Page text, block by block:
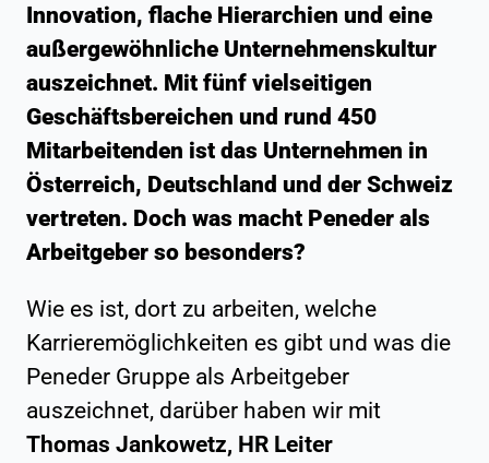
Innovation, flache Hierarchien und eine
außergewöhnliche Unternehmenskultur
auszeichnet. Mit fünf vielseitigen
Geschäftsbereichen und rund 450
Mitarbeitenden ist das Unternehmen in
Österreich, Deutschland und der Schweiz
vertreten. Doch was macht Peneder als
Arbeitgeber so besonders?
Wie es ist, dort zu arbeiten, welche
Karrieremöglichkeiten es gibt und was die
Peneder Gruppe als Arbeitgeber
auszeichnet, darüber haben wir mit
Thomas Jankowetz, HR Leiter